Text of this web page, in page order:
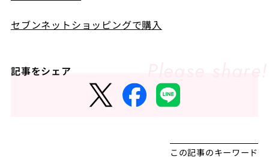
セブンネットショッピングで購入
記事をシェア
この記事のキーワード